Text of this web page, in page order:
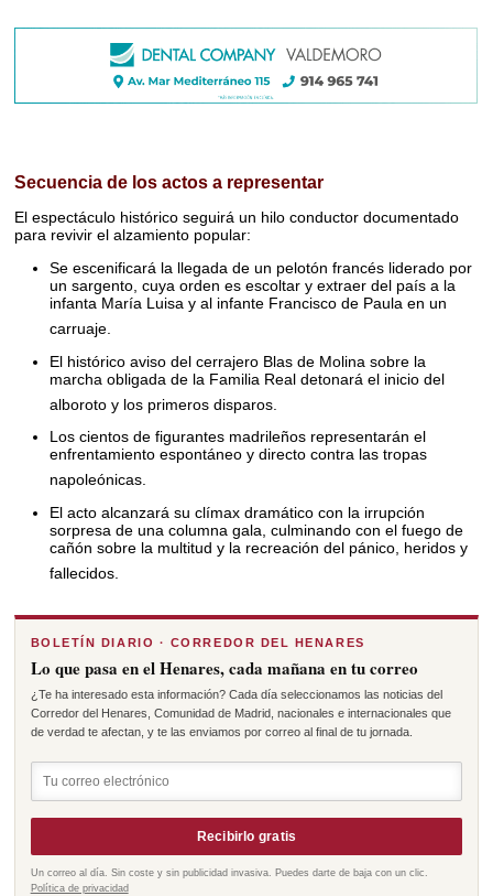
Secuencia de los actos a representar
El espectáculo histórico seguirá un hilo conductor documentado
para revivir el alzamiento popular:
Se escenificará la llegada de un pelotón francés liderado por
un sargento, cuya orden es escoltar y extraer del país a la
infanta María Luisa y al infante Francisco de Paula en un
carruaje
El histórico aviso del cerrajero Blas de Molina sobre la
marcha obligada de la Familia Real detonará el inicio del
alboroto y los primeros disparos
Los cientos de figurantes madrileños representarán el
enfrentamiento espontáneo y directo contra las tropas
napoleónicas
El acto alcanzará su clímax dramático con la irrupción
sorpresa de una columna gala, culminando con el fuego de
cañón sobre la multitud y la recreación del pánico, heridos y
fallecidos
BOLETÍN DIARIO · CORREDOR DEL HENARES
Lo que pasa en el Henares, cada mañana en tu correo
¿Te ha interesado esta información? Cada día seleccionamos las noticias del
Corredor del Henares, Comunidad de Madrid, nacionales e internacionales que
de verdad te afectan, y te las enviamos por correo al final de tu jornada.
Recibirlo gratis
Un correo al día. Sin coste y sin publicidad invasiva. Puedes darte de baja con un clic.
Política de privacidad